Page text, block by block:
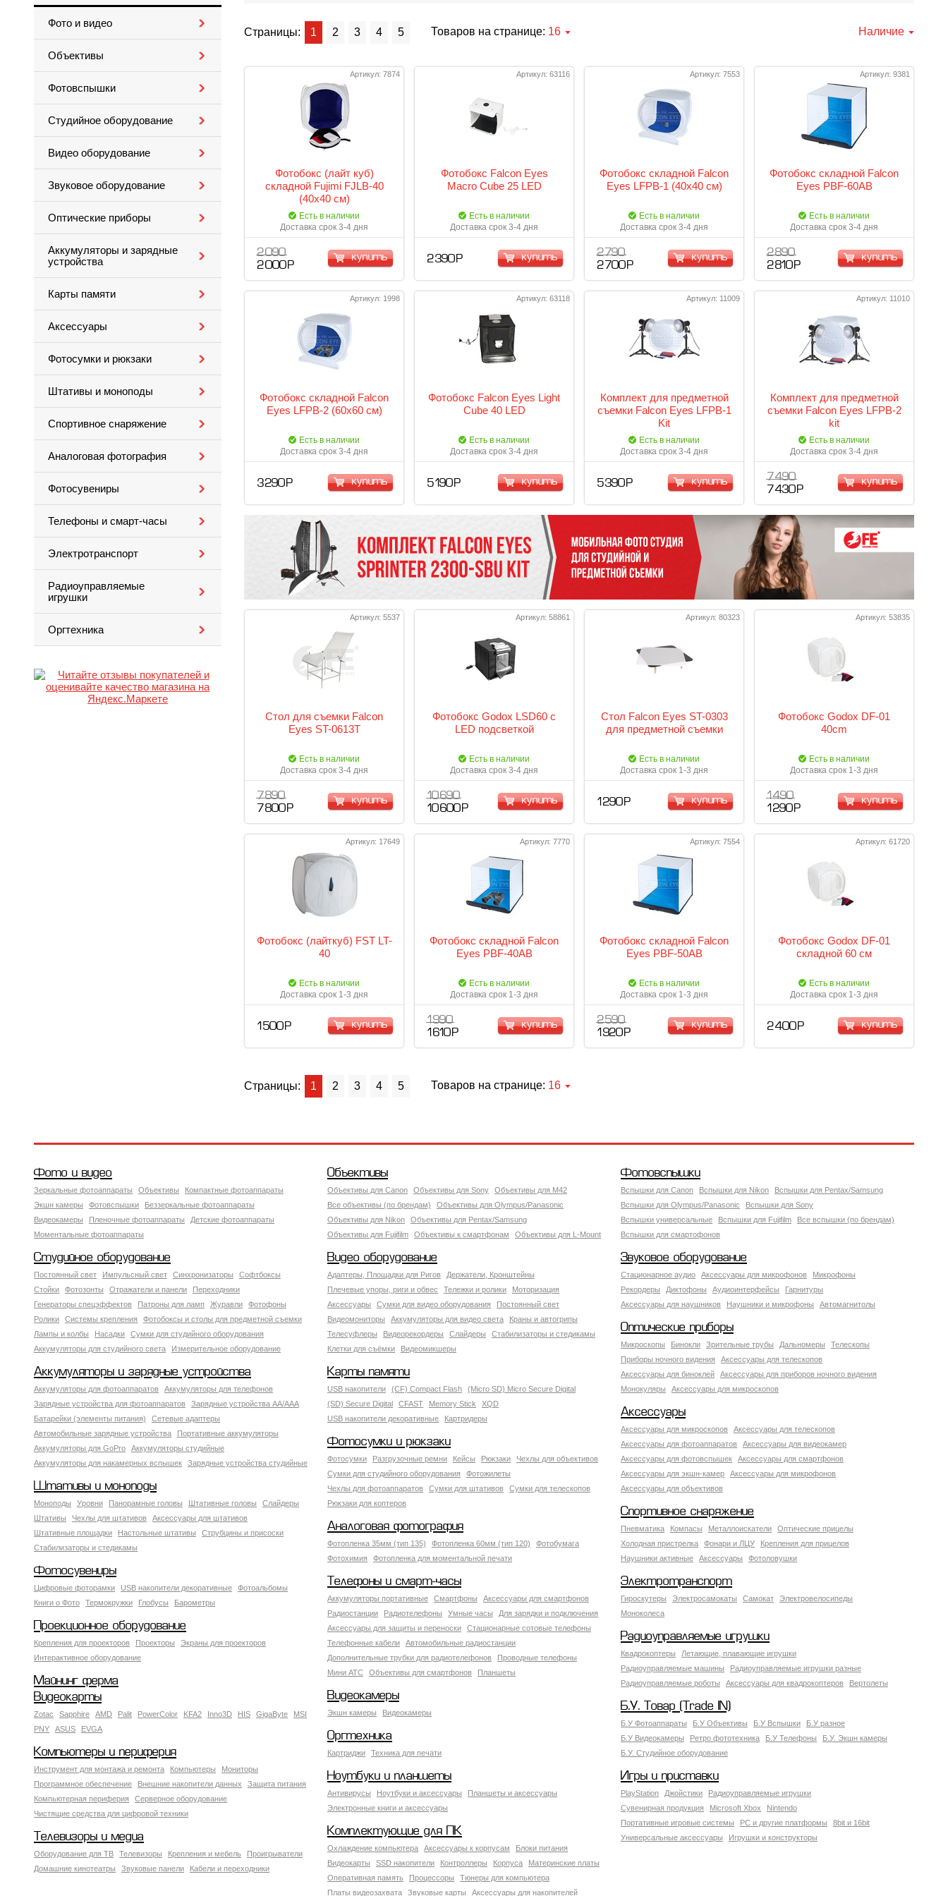
Фото и видео
Объективы
Фотовспышки
Студийное оборудование
Видео оборудование
Звуковое оборудование
Оптические приборы
Аккумуляторы и зарядные
устройства
Карты памяти
Аксессуары
Фотосумки и рюкзаки
Штативы и моноподы
Спортивное снаряжение
Аналоговая фотография
Фотосувениры
Телефоны и смарт-часы
Электротранспорт
Радиоуправляемые
игрушки
Оргтехника
Страницы: 1 2 3 4 5 Товаров на странице: 16 Наличие
Артикул: 7874
Фотобокс (лайт куб)
складной Fujimi FJLB-40
(40x40 см)
Есть в наличии
Доставка срок 3-4 дня
2 090
2 000 Р
купить
Артикул: 63116
Фотобокс Falcon Eyes
Macro Cube 25 LED
Есть в наличии
Доставка срок 3-4 дня
2 390 Р купить
Артикул: 7553
Фотобокс складной Falcon
Eyes LFPB-1 (40x40 см)
Есть в наличии
Доставка срок 3-4 дня
2 790
2 700 Р
купить
Артикул: 9381
Фотобокс складной Falcon
Eyes PBF-60AB
Есть в наличии
Доставка срок 3-4 дня
2 890
2 810 Р
купить
Артикул: 1998
Фотобокс складной Falcon
Eyes LFPB-2 (60x60 см)
Есть в наличии
Доставка срок 3-4 дня
3 290 Р купить
Артикул: 63118
Фотобокс Falcon Eyes Light
Cube 40 LED
Есть в наличии
Доставка срок 3-4 дня
5 190 Р купить
Артикул: 11009
Комплект для предметной
съемки Falcon Eyes LFPB-1
Kit
Есть в наличии
Доставка срок 3-4 дня
5 390 Р купить
Артикул: 11010
Комплект для предметной
съемки Falcon Eyes LFPB-2
kit
Есть в наличии
Доставка срок 3-4 дня
7 490
7 430 Р
купить
Артикул: 5537
Стол для съемки Falcon
Eyes ST-0613T
Есть в наличии
Доставка срок 3-4 дня
7 890
7 800 Р
купить
Артикул: 58861
Фотобокс Godox LSD60 с
LED подсветкой
Есть в наличии
Доставка срок 3-4 дня
10 690
10 600 Р
купить
Артикул: 80323
Стол Falcon Eyes ST-0303
для предметной съемки
Есть в наличии
Доставка срок 1-3 дня
1 290 Р купить
Артикул: 53835
Фотобокс Godox DF-01
40cm
Есть в наличии
Доставка срок 1-3 дня
1 490
1 290 Р
купить
Артикул: 17649
Фотобокс (лайткуб) FST LT-
40
Есть в наличии
Доставка срок 1-3 дня
1 500 Р купить
Артикул: 7770
Фотобокс складной Falcon
Eyes PBF-40AB
Есть в наличии
Доставка срок 1-3 дня
1 990
1 610 Р
купить
Артикул: 7554
Фотобокс складной Falcon
Eyes PBF-50AB
Есть в наличии
Доставка срок 1-3 дня
2 590
1 920 Р
купить
Артикул: 61720
Фотобокс Godox DF-01
складной 60 см
Есть в наличии
Доставка срок 1-3 дня
2 400 Р купить
Страницы: 1 2 3 4 5 Товаров на странице: 16
Фото и видео
Зеркальные фотоаппараты Объективы
Компактные фотоаппараты
Экшн камеры
Фотовспышки
Беззеркальные фотоаппараты
Видеокамеры
Пленочные фотоаппараты
Детские фотоаппараты
Моментальные фотоаппараты
Объективы
Объективы для Canon Объективы для Sony
Объективы для M42
Все объективы (по брендам)
Объективы для Olympus/Panasonic
Объективы для Nikon
Объективы для Pentax/Samsung
Объективы для Fujifilm
Объективы к смартфонам Объективы для L-Mount
Фотовспышки
Вспышки для Canon Вспышки для Nikon
Вспышки для Pentax/Samsung
Вспышки для Olympus/Panasonic
Вспышки для Sony
Вспышки универсальные
Вспышки для Fujifilm
Все вспышки (по брендам)
Вспышки для смартофонов
Студийное оборудование
Постоянный свет Импульсный свет Синхронизаторы
Софтбоксы
Стойки
Фотозонты Отражатели и панели
Переходники
Генераторы спецэффектов
Патроны для ламп Журавли
Фотофоны
Ролики
Системы крепления
Фотобоксы и столы для предметной съемки
Лампы и колбы
Насадки
Сумки для студийного оборудования
Аккумуляторы для студийного света
Измерительное оборудование
Видео оборудование
Адаптеры, Площадки для Ригов
Держатели, Кронштейны
Плечевые упоры, риги и обвес
Тележки и ролики
Моторизация
Аксессуары
Сумки для видео оборудования
Постоянный свет
Видеомониторы
Аккумуляторы для видео света
Краны и автогрипы
Телесуфлеры
Видеорекордеры Слайдеры
Стабилизаторы и стедикамы
Клетки для съёмки
Видеомикшеры
Звуковое оборудование
Стационарное аудио Аксессуары для микрофонов
Микрофоны
Рекордеры
Диктофоны Аудиоинтерфейсы
Гарнитуры
Аксессуары для наушников
Наушники и микрофоны Автомагнитолы
Оптические приборы
Микроскопы Бинокли Зрительные трубы Дальномеры
Телескопы
Приборы ночного видения
Аксессуары для телескопов
Аксессуары для биноклей
Аксессуары для приборов ночного видения
Монокуляры
Аксессуары для микроскопов
Аккумуляторы и зарядные устройства
Аккумуляторы для фотоаппаратов
Аккумуляторы для телефонов
Зарядные устройства для фотоаппаратов
Зарядные устройства AA/AAA
Батарейки (элементы питания)
Сетевые адаптеры
Автомобильные зарядные устройства
Портативные аккумуляторы
Аккумуляторы для GoPro
Аккумуляторы студийные
Аккумуляторы для накамерных вспышек
Зарядные устройства студийные
Карты памяти
USB накопители (CF) Compact Flash
(Micro SD) Micro Secure Digital
(SD) Secure Digital
CFAST Memory Stick
XQD
USB накопители декоративные
Картридеры Аксессуары
Аксессуары для микроскопов
Аксессуары для телескопов
Аксессуары для фотоаппаратов
Аксессуары для видеокамер
Аксессуары для фотовспышек
Аксессуары для смартфонов
Аксессуары для экшн-камер
Аксессуары для микрофонов
Аксессуары для объективов
Фотосумки и рюкзаки
Фотосумки Разгрузочные ремни Кейсы Рюкзаки
Чехлы для объективов
Сумки для студийного оборудования
Фотожилеты
Чехлы для фотоаппаратов
Сумки для штативов
Сумки для телескопов
Рюкзаки для коптеров
Штативы и моноподы
Моноподы Уровни Панорамные головы Штативные головы
Слайдеры
Штативы
Чехлы для штативов
Аксессуары для штативов
Штативные площадки
Настольные штативы
Струбцины и присоски
Стабилизаторы и стедикамы
Спортивное снаряжение
Пневматика Компасы Металлоискатели
Оптические прицелы
Холодная пристрелка
Фонари и ЛЦУ
Крепления для прицелов
Наушники активные
Аксессуары Фотоловушки
Аналоговая фотография
Фотопленка 35мм (тип 135) Фотопленка 60мм (тип 120)
Фотобумага
Фотохимия
Фотопленка для моментальной печати
Фотосувениры
Цифровые фоторамки USB накопители декоративные
Фотоальбомы
Книги о Фото
Термокружки Глобусы Барометры
Телефоны и смарт-часы
Аккумуляторы портативные Смартфоны
Аксессуары для смартфонов
Радиостанции
Радиотелефоны Умные часы
Для зарядки и подключения
Аксессуары для защиты и переноски
Стационарные сотовые телефоны
Телефонные кабели
Автомобильные радиостанции
Дополнительные трубки для радиотелефонов
Проводные телефоны
Мини АТС
Объективы для смартфонов Планшеты
Электротранспорт
Гироскутеры Электросамокаты Самокат
Электровелосипеды
Моноколеса
Проекционное оборудование
Крепления для проекторов Проекторы
Экраны для проекторов
Интерактивное оборудование
Радиоуправляемые игрушки
Квадрокоптеры
Летающие, плавающие игрушки
Радиоуправляемые машины
Радиоуправляемые игрушки разные
Радиоуправляемые роботы
Аксессуары для квадрокоптеров Вертолеты
Майнинг ферма
Видеокамеры
Экшн камеры Видеокамеры
Видеокарты
Zotac Sapphire AMD Palit PowerColor KFA2 Inno3D HIS GigaByte
MSI
PNY
ASUS EVGA
Б.У. Товар (Trade IN)
Б.У Фотоаппараты Б.У Объективы Б.У Вспышки
Б.У разное
Б.У Видеокамеры
Ретро фототехника Б.У Телефоны
Б.У. Экшн камеры
Б.У. Студийное оборудование
Оргтехника
Картриджи Техника для печати
Компьютеры и периферия
Инструмент для монтажа и ремонта Компьютеры
Мониторы
Программное обеспечение
Внешние накопители данных
Защита питания
Компьютерная периферия
Серверное оборудование
Чистящие средства для цифровой техники
Ноутбуки и планшеты
Антивирусы Ноутбуки и аксессуары
Планшеты и аксессуары
Электронные книги и аксессуары
Игры и приставки
PlayStation Джойстики
Радиоуправляемые игрушки
Сувенирная продукция
Microsoft Xbox
Nintendo
Портативные игровые системы
PC и другие платформы
8bit и 16bit
Универсальные аксессуары
Игрушки и конструкторы
Комплектующие для ПК
Охлаждение компьютера Аксессуары к корпусам
Блоки питания
Видеокарты
SSD накопители Контроллеры Корпуса
Материнские платы
Оперативная память
Процессоры
Тюнеры для компьютера
Платы видеозахвата
Звуковые карты Аксессуары для накопителей
Телевизоры и медиа
Оборудование для ТВ Телевизоры Крепления и мебель
Проигрыватели
Домашние кинотеатры
Звуковые панели Кабели и переходники